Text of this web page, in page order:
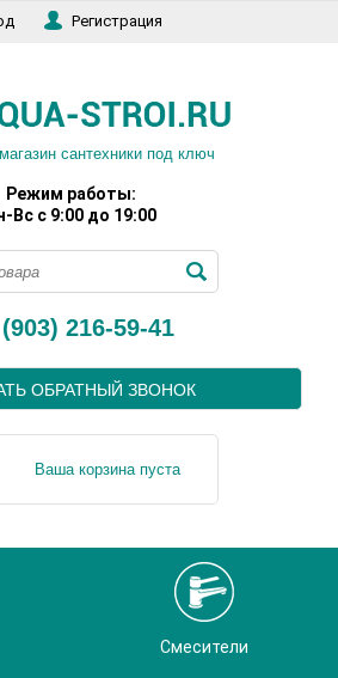
Регистрация
сантехники под ключ
Режим работы:
Вс с 9:00 до 19:00
216-59-41
ОБРАТНЫЙ ЗВОНОК
Ваша корзина пуста
Смесители